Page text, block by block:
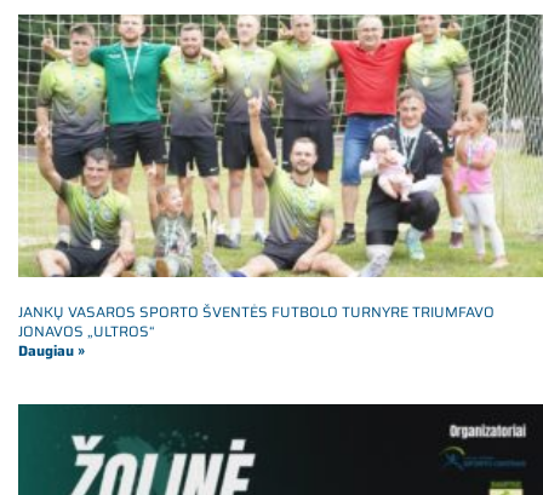
JANKŲ VASAROS SPORTO ŠVENTĖS FUTBOLO TURNYRE TRIUMFAVO
JONAVOS „ULTROS“
Daugiau »